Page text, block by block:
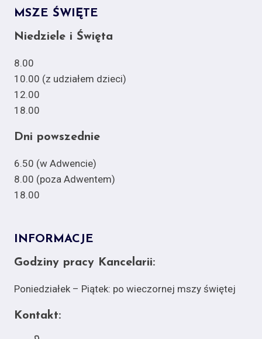
MSZE ŚWIĘTE
Niedziele i Święta
8.00
10.00 (z udziałem dzieci)
12.00
18.00
Dni powszednie
6.50 (w Adwencie)
8.00 (poza Adwentem)
18.00
INFORMACJE
Godziny pracy Kancelarii:
Poniedziałek – Piątek: po wieczornej mszy świętej
Kontakt: